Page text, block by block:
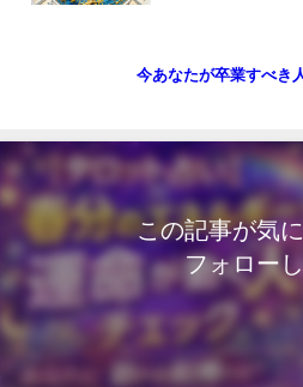
今あなたが卒業すべき
この記事が気
フォロー